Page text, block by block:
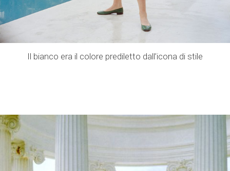
Il bianco era il colore prediletto dall’icona di stile